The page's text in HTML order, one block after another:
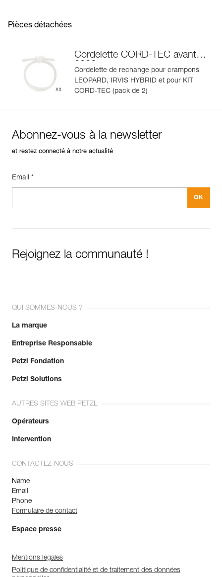
Pièces détachées
Cordelette CORD-TEC avant
2026
Cordelette de rechange pour crampons
LEOPARD, IRVIS HYBRID et pour KIT
CORD-TEC (pack de 2)
Abonnez-vous à la newsletter
et restez connecté à notre actualité
Email *
Rejoignez la communauté !
QUI SOMMES-NOUS ?
La marque
Entreprise Responsable
Petzl Fondation
Petzl Solutions
AUTRES SITES WEB PETZL
Opérateurs
Intervention
CONTACTEZ-NOUS
Name
Email
Phone
Formulaire de contact
Espace presse
Mentions légales
Politique de confidentialité et de traitement des données